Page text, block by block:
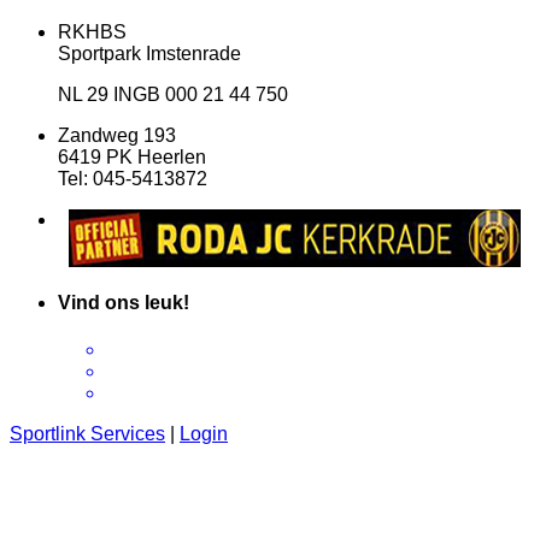
RKHBS
Sportpark Imstenrade
NL 29 INGB 000 21 44 750
Zandweg 193
6419 PK Heerlen
Tel: 045-5413872
Vind ons leuk!
Sportlink Services Login